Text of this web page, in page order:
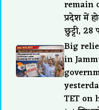
remain
प्रदेश में
छुट्टी,
Big
in
TET on